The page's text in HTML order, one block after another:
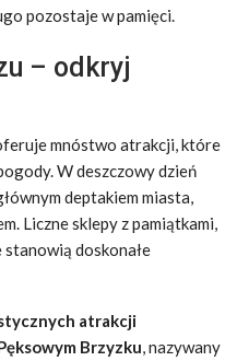
pozostaje w pamięci.
– odkryj
mnóstwo atrakcji, które
W deszczowy dzień
deptakiem miasta,
Liczne sklepy z pamiątkami,
doskonałe
atrakcji
Brzyzku, nazywany